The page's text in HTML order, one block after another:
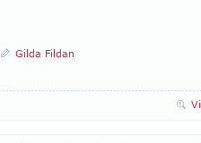
Gilda Fildan